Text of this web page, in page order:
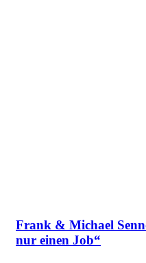
Frank & Michael
nur einen Job“